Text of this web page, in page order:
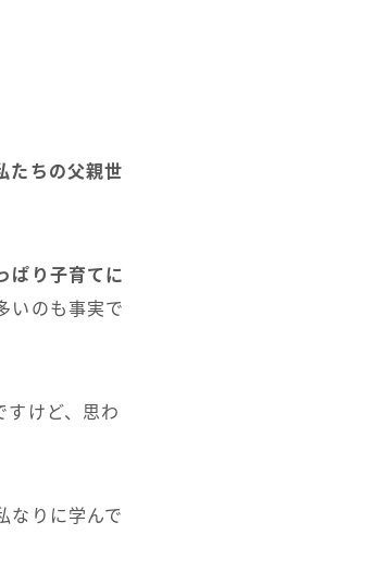
たちの父親世
ぱり子育てに
いのも事実で
すけど、思わ
なりに学んで